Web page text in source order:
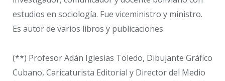
estudios en sociología. Fue viceministro y ministro.
Es autor de varios libros y publicaciones.
(**) Profesor Adán Iglesias Toledo, Dibujante Gráfico
Cubano, Caricaturista Editorial y Director del Medio